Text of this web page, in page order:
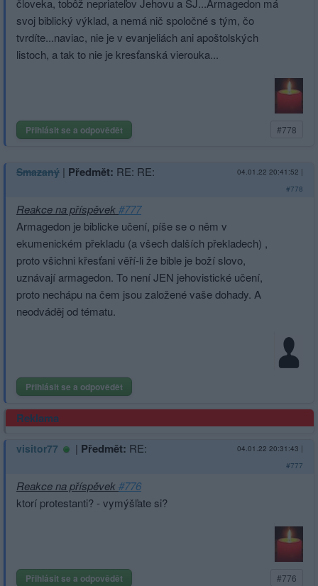
človeka, tobôž nepriateľov Jehovu a SJ...Armagedon má
svoj biblický výklad, a nemá nič spoločné s tým, čo
tvrdíte...naviac, nie je v evanjeliách ani apoštolských
listoch, a tak to nie je kresťanská vierouka...
Přihlásit se a odpovědět #778
Smazaný | Předmět: RE: RE: 04.01.22 20:41:52 |
#778
Reakce na příspěvek#777
Armagedon je biblicke učení, píše se o něm v
ekumenickém překladu (a všech dalších překladech) ,
proto všichni křesťani věří-li že bible je boží slovo,
uznávají armagedon. To není JEN jehovistické učení,
proto nechápu na čem jsou založené vaše dohady. A
neodváděj od tématu.
Přihlásit se a odpovědět
Reklama
visitor77 | Předmět: RE: 04.01.22 20:31:43 |
#777
Reakce na příspěvek#776
ktorí protestanti? - vymýšľate si?
Přihlásit se a odpovědět #776